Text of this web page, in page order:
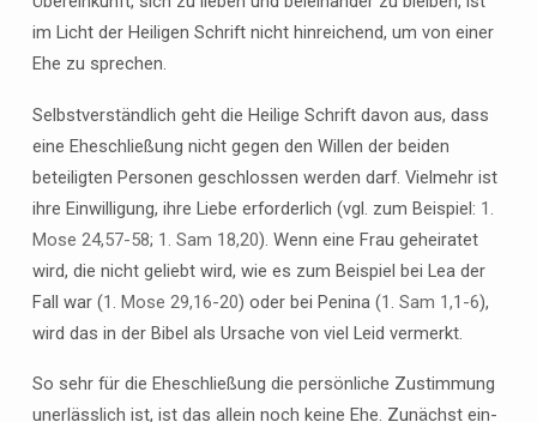
im Licht der Heiligen Schrift nicht hinreichend, um von einer
Ehe zu sprechen.
Selbstverständlich geht die Heilige Schrift davon aus, dass
eine Eheschließung nicht gegen den Willen der beiden
beteiligten Personen geschlossen werden darf. Vielmehr ist
ihre Einwilligung, ihre Liebe erforderlich (vgl. zum Beispiel: 1.
Mose 24,57-58; 1. Sam 18,20). Wenn eine Frau geheiratet
wird, die nicht geliebt wird, wie es zum Beispiel bei Lea der
Fall war (1. Mose 29,16-20) oder bei Penina (1. Sam 1,1-6),
wird das in der Bibel als Ursache von viel Leid vermerkt.
So sehr für die Eheschließung die persönliche Zustimmung
unerlässlich ist, ist das allein noch keine Ehe. Zunächst ein-